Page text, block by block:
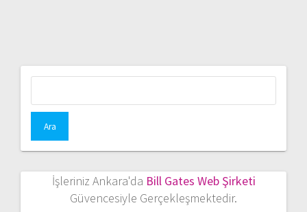
İşleriniz Ankara'da Bill Gates Web Şirketi
Güvencesiyle Gerçekleşmektedir.